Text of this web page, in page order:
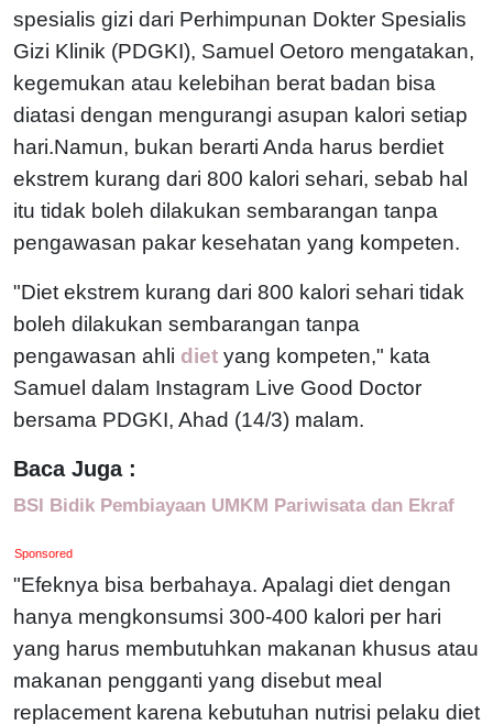
spesialis gizi dari Perhimpunan Dokter Spesialis
Gizi Klinik (PDGKI), Samuel Oetoro mengatakan,
kegemukan atau kelebihan berat badan bisa
diatasi dengan mengurangi asupan kalori setiap
hari.Namun, bukan berarti Anda harus berdiet
ekstrem kurang dari 800 kalori sehari, sebab hal
itu tidak boleh dilakukan sembarangan tanpa
pengawasan pakar kesehatan yang kompeten.
"Diet ekstrem kurang dari 800 kalori sehari tidak
boleh dilakukan sembarangan tanpa
pengawasan ahli diet yang kompeten," kata
Samuel dalam Instagram Live Good Doctor
bersama PDGKI, Ahad (14/3) malam.
Baca Juga :
BSI Bidik Pembiayaan UMKM Pariwisata dan Ekraf
Sponsored
"Efeknya bisa berbahaya. Apalagi diet dengan
hanya mengkonsumsi 300-400 kalori per hari
yang harus membutuhkan makanan khusus atau
makanan pengganti yang disebut meal
replacement karena kebutuhan nutrisi pelaku diet